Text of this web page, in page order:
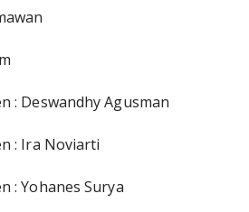
: Deswandhy Agusman
: Ira Noviarti
: Yohanes Surya